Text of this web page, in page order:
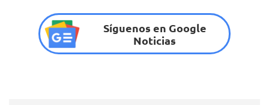
Síguenos en Google
Noticias